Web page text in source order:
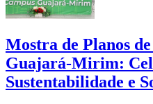
Mostra de Planos
Guajará-Mirim:
Sustentabilidade e